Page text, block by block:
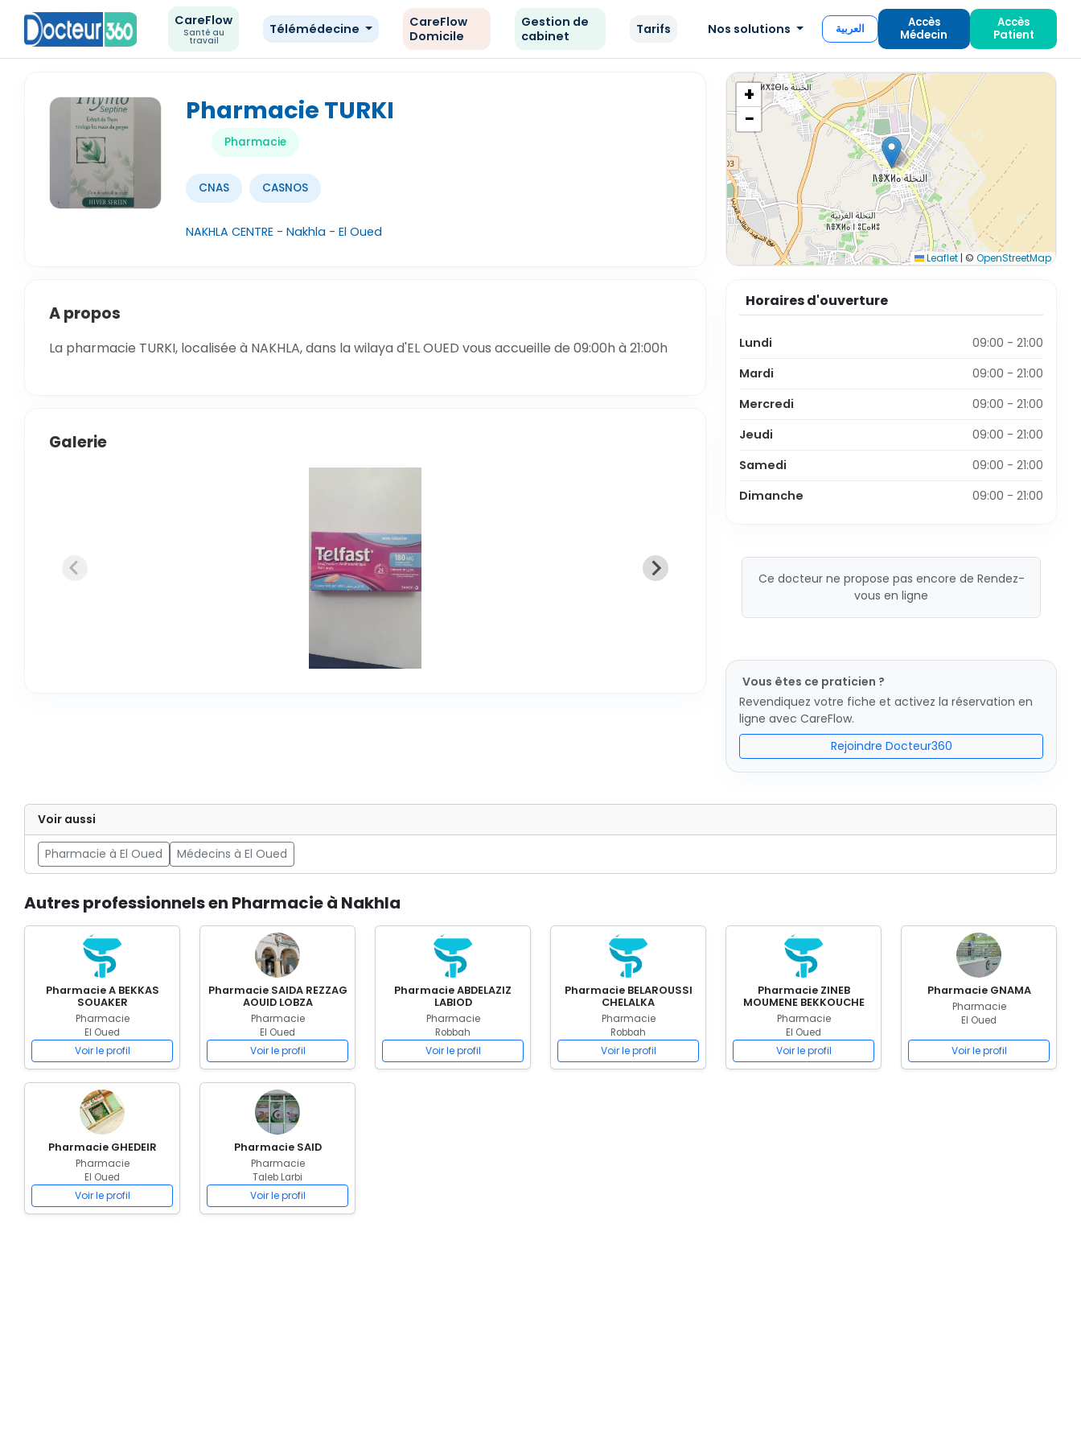
CareFlow
Santé au
travail
Télémédecine
CareFlow
Domicile
Gestion de
cabinet
Tarifs Nos solutions العربية
Accès
Médecin
Accès
Patient
Pharmacie TURKI
Pharmacie
CNAS CASNOS
NAKHLA CENTRE - Nakhla - El Oued
+
−
Leaflet| © OpenStreetMap
A propos
La pharmacie TURKI, localisée à NAKHLA, dans la wilaya d'EL OUED vous accueille de 09:00h à 21:00h
Galerie
Horaires d'ouverture
Lundi
09:00 - 21:00
Mardi
09:00 - 21:00
Mercredi
09:00 - 21:00
Jeudi
09:00 - 21:00
Samedi
09:00 - 21:00
Dimanche
09:00 - 21:00
Ce docteur ne propose pas encore de Rendez-
vous en ligne
Vous êtes ce praticien ?
Revendiquez votre fiche et activez la réservation en
ligne avec CareFlow.
Rejoindre Docteur360
Voir aussi
Pharmacie à El Oued Médecins à El Oued
Autres professionnels en Pharmacie à Nakhla
Pharmacie A BEKKAS
SOUAKER
Pharmacie
El Oued
Voir le profil
Pharmacie SAIDA REZZAG
AOUID LOBZA
Pharmacie
El Oued
Voir le profil
Pharmacie ABDELAZIZ
LABIOD
Pharmacie
Robbah
Voir le profil
Pharmacie BELAROUSSI
CHELALKA
Pharmacie
Robbah
Voir le profil
Pharmacie ZINEB
MOUMENE BEKKOUCHE
Pharmacie
El Oued
Voir le profil
Pharmacie GNAMA
Pharmacie
El Oued
Voir le profil
Pharmacie GHEDEIR
Pharmacie
El Oued
Voir le profil
Pharmacie SAID
Pharmacie
Taleb Larbi
Voir le profil